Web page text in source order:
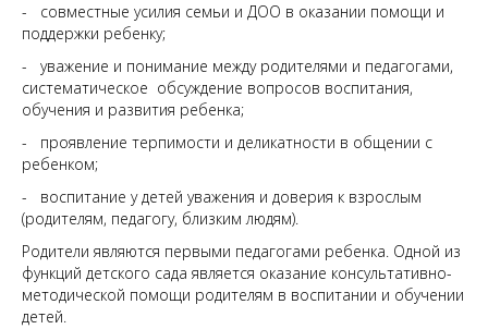
- совместные усилия семьи и ДОО в оказании помощи и
поддержки ребенку;
- уважение и понимание между родителями и педагогами,
систематическое обсуждение вопросов воспитания,
обучения и развития ребенка;
- проявление терпимости и деликатности в общении с
ребенком;
- воспитание у детей уважения и доверия к взрослым
(родителям, педагогу, близким людям).
Родители являются первыми педагогами ребенка. Одной из
функций детского сада является оказание консультативно-
методической помощи родителям в воспитании и обучении
детей.